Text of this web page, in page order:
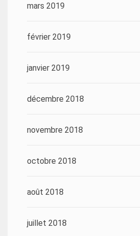
mars 2019
février 2019
janvier 2019
décembre 2018
novembre 2018
octobre 2018
août 2018
juillet 2018